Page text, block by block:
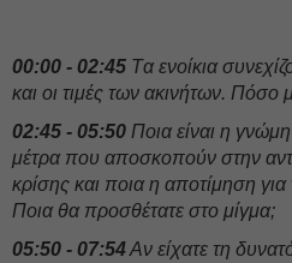
00:00 - 02:45 Tα ενοίκια
και οι τιμές των ακινήτων. Πόσο
02:45 - 05:50 Ποια είναι η
μέτρα που αποσκοπούν στην
κρίσης και ποια η αποτίμηση
Ποια θα προσθέτατε στο μίγμα;
05:50 - 07:54Αν είχατε τη